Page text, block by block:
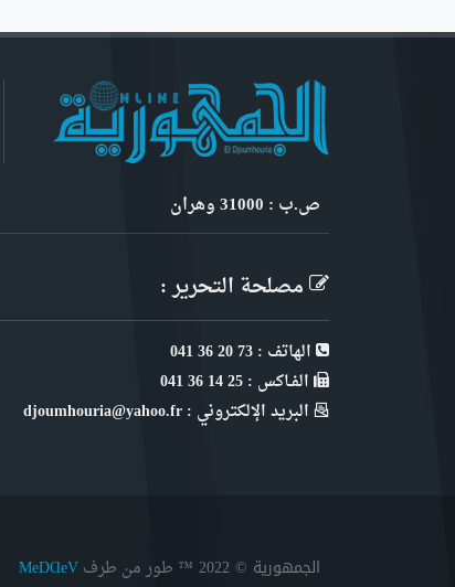
ص.ب : 31000 وهران
مصلحة التحرير :
الهاتف : 73 20 36 041
الفـاكس : 25 14 36 041
البريد الإلكتروني : djoumhouria@yahoo.fr
الجمهورية © 2022 ™ طور من طرف MeDⱭeV